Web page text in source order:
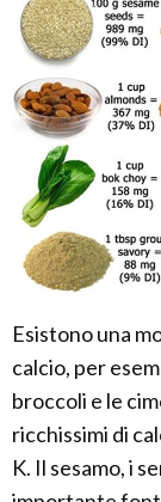
Esistono una
calcio, per
broccoli e le
ricchissimi di
K. Il sesamo, i